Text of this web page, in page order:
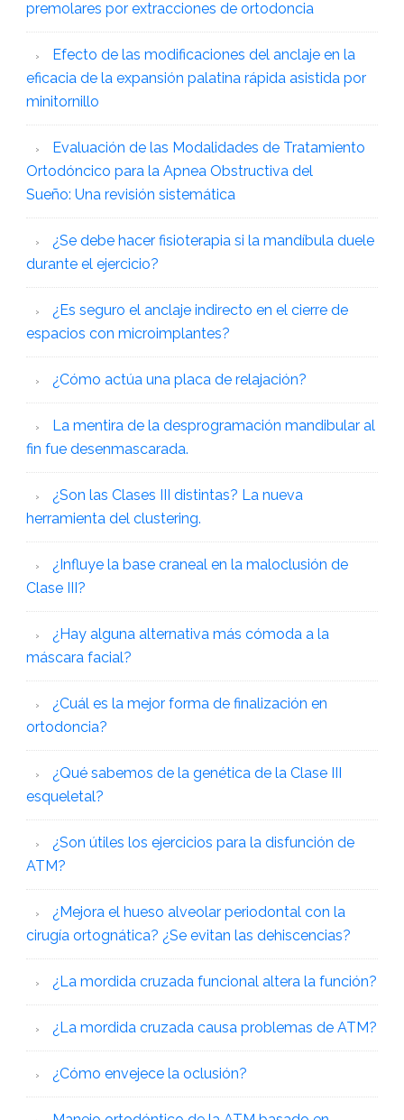
premolares por extracciones de ortodoncia
Efecto de las modificaciones del anclaje en la
eficacia de la expansión palatina rápida asistida por
minitornillo
Evaluación de las Modalidades de Tratamiento
Ortodóncico para la Apnea Obstructiva del
Sueño: Una revisión sistemática
¿Se debe hacer fisioterapia si la mandíbula duele
durante el ejercicio?
¿Es seguro el anclaje indirecto en el cierre de
espacios con microimplantes?
¿Cómo actúa una placa de relajación?
La mentira de la desprogramación mandibular al
fin fue desenmascarada.
¿Son las Clases III distintas? La nueva
herramienta del clustering.
¿Influye la base craneal en la maloclusión de
Clase III?
¿Hay alguna alternativa más cómoda a la
máscara facial?
¿Cuál es la mejor forma de finalización en
ortodoncia?
¿Qué sabemos de la genética de la Clase III
esqueletal?
¿Son útiles los ejercicios para la disfunción de
ATM?
¿Mejora el hueso alveolar periodontal con la
cirugía ortognática? ¿Se evitan las dehiscencias?
¿La mordida cruzada funcional altera la función?
¿La mordida cruzada causa problemas de ATM?
¿Cómo envejece la oclusión?